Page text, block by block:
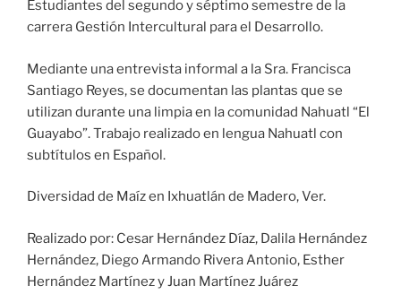
Estudiantes del segundo y séptimo semestre de la
carrera Gestión Intercultural para el Desarrollo.
Mediante una entrevista informal a la Sra. Francisca
Santiago Reyes, se documentan las plantas que se
utilizan durante una limpia en la comunidad Nahuatl “El
Guayabo”. Trabajo realizado en lengua Nahuatl con
subtítulos en Español.
Diversidad de Maíz en Ixhuatlán de Madero, Ver.
Realizado por: Cesar Hernández Díaz, Dalila Hernández
Hernández, Diego Armando Rivera Antonio, Esther
Hernández Martínez y Juan Martínez Juárez